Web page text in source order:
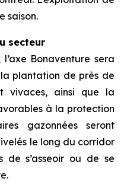
saison.
secteur
Bonaventure sera
plantation de près de
vivaces, ainsi que la
à la protection
gazonnées seront
le long du corridor
de s’asseoir ou de se